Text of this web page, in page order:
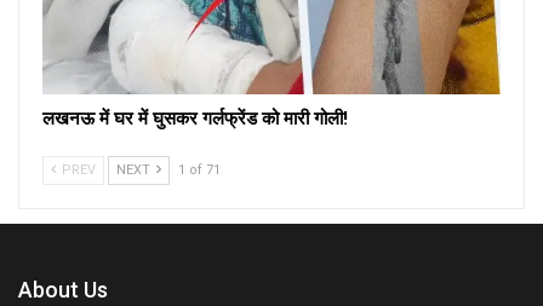
लखनऊ में घर में घुसकर गर्लफ्रेंड को मारी गोली!
PREV NEXT 1 of 71
About Us